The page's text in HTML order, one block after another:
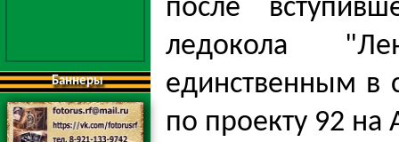
Баннеры
после
ледокола
единственным в
по проекту 92 на